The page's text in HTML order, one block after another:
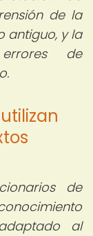
de la
antiguo, y la
de
de
al